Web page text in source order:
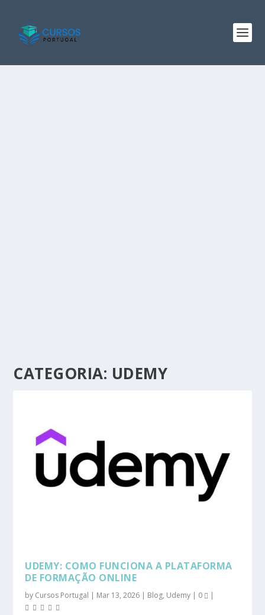
CATEGORIA: UDEMY
UDEMY: COMO FUNCIONA A PLATAFORMA
DE FORMAÇÃO ONLINE
by Cursos Portugal | Mar 13, 2026 | Blog, Udemy | 0 |